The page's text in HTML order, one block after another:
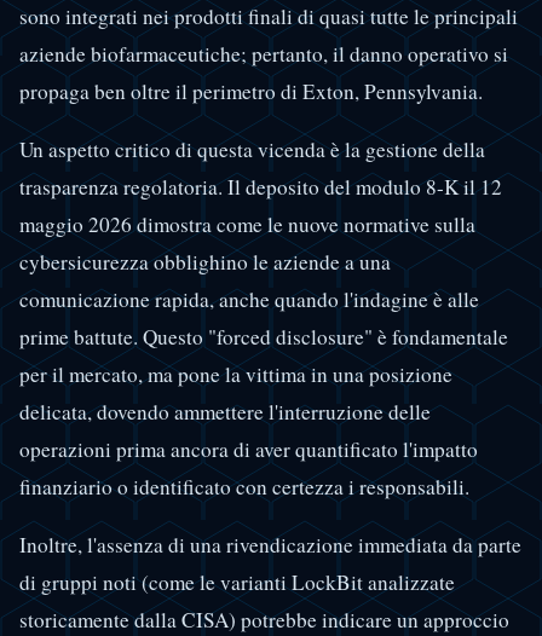
sono integrati nei prodotti finali di quasi tutte le principali
aziende biofarmaceutiche; pertanto, il danno operativo si
propaga ben oltre il perimetro di Exton, Pennsylvania.
Un aspetto critico di questa vicenda è la gestione della
trasparenza regolatoria. Il deposito del modulo 8-K il 12
maggio 2026 dimostra come le nuove normative sulla
cybersicurezza obblighino le aziende a una
comunicazione rapida, anche quando l'indagine è alle
prime battute. Questo "forced disclosure" è fondamentale
per il mercato, ma pone la vittima in una posizione
delicata, dovendo ammettere l'interruzione delle
operazioni prima ancora di aver quantificato l'impatto
finanziario o identificato con certezza i responsabili.
Inoltre, l'assenza di una rivendicazione immediata da parte
di gruppi noti (come le varianti LockBit analizzate
storicamente dalla CISA) potrebbe indicare un approccio